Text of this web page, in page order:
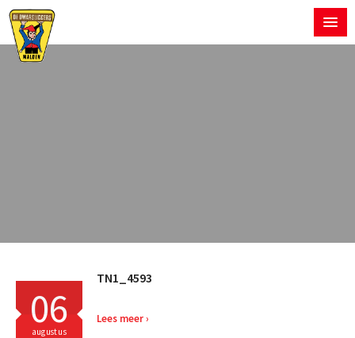
06
augustus
TN1_4593
Lees meer